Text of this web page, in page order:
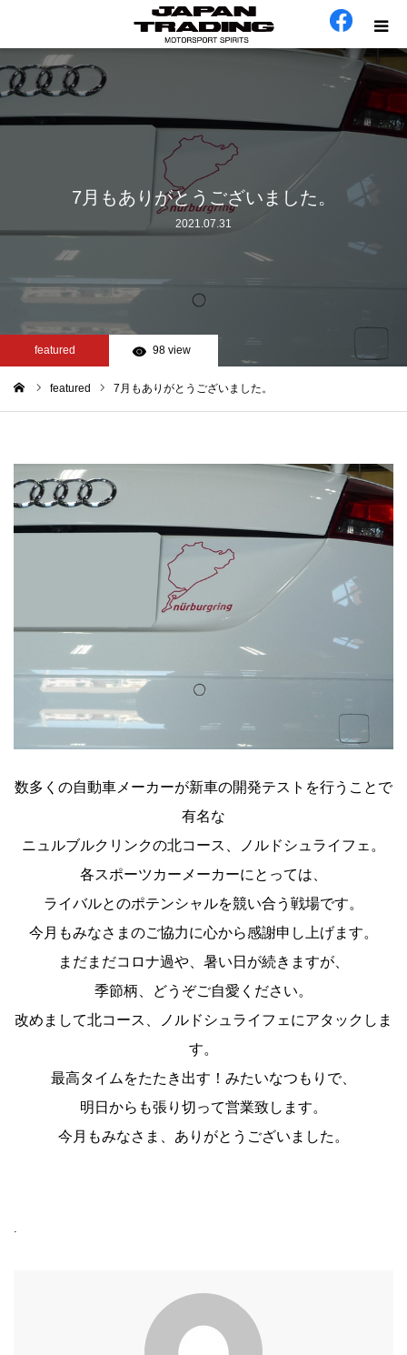
7月もありがとうございました。
2021.07.31
featured 98 view
featured 7月もありがとうございました。
数多くの自動車メーカーが新車の開発テストを行うことで
有名な
ニュルブルクリンクの北コース、ノルドシュライフェ。
各スポーツカーメーカーにとっては、
ライバルとのポテンシャルを競い合う戦場です。
今月もみなさまのご協力に心から感謝申し上げます。
まだまだコロナ過や、暑い日が続きますが、
季節柄、どうぞご自愛ください。
改めまして北コース、ノルドシュライフェにアタックしま
す。
最高タイムをたたき出す！みたいなつもりで、
明日からも張り切って営業致します。
今月もみなさま、ありがとうございました。
ホーム
在庫車
カテゴリー
工場日誌
お問い合わせ